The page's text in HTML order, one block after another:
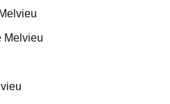
Melvieu